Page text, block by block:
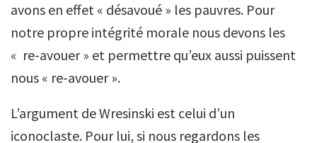
avons en effet « désavoué » les pauvres. Pour
notre propre intégrité morale nous devons les
« re-avouer » et permettre qu’eux aussi puissent
nous « re-avouer ».
L’argument de Wresinski est celui d’un
iconoclaste. Pour lui, si nous regardons les